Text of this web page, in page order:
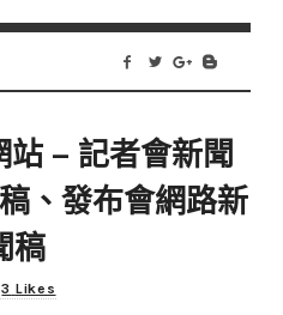
– 記者會新聞
、發布會網路新
稿
3 Likes